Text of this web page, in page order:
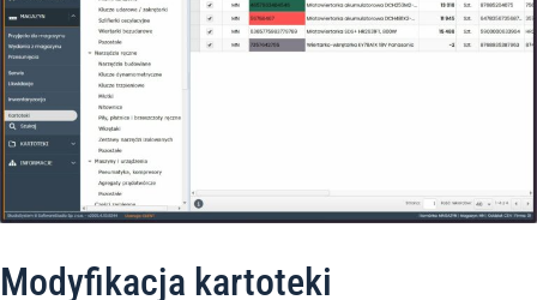
Modyfikacja kartoteki